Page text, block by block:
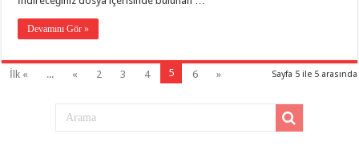
Devamını Gör »
Sayfa 5 ile 5 arasında
İlk « ... « 2 3 4 5 6 »